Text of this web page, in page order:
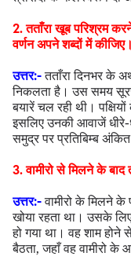
2. तताँरा खूब परिश्रम
वर्णन अपने शब्दों में कीजिए।
उत्तर:-तताँरा दिनभर के
निकलता है। उस समय
बयारें चल रही थी।
इसलिए उनकी आवाजें
समुद्र पर प्रतिबिम्ब
3. वामीरो से मिलने के बाद
उत्तर:-वामीरो के मिलने के
खोया रहता था। उसके
हो गया था। वह शाम होने
बैठता, जहाँ वह वामीरो के